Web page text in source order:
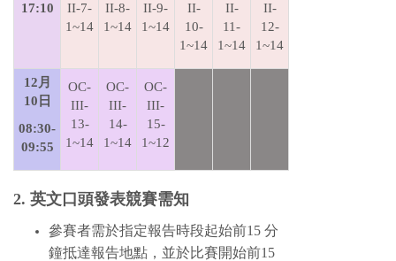
17:10
II-7-
1~14
II-8-
1~14
II-9-
1~14
II-
10-
1~14
II-
11-
1~14
II-
12-
1~14
12月
10日
08:30-
09:55
OC-
III-
13-
1~14
OC-
III-
14-
1~14
OC-
III-
15-
1~12
2. 英文口頭發表競賽需知
參賽者需於指定報告時段起始前15 分
鐘抵達報告地點，並於比賽開始前15